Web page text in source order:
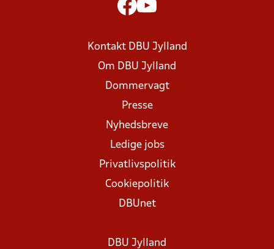
Kontakt DBU Jylland
Om DBU Jylland
Dommervagt
Presse
Nyhedsbreve
Ledige jobs
Privatlivspolitik
Cookiepolitik
DBUnet
DBU Jylland